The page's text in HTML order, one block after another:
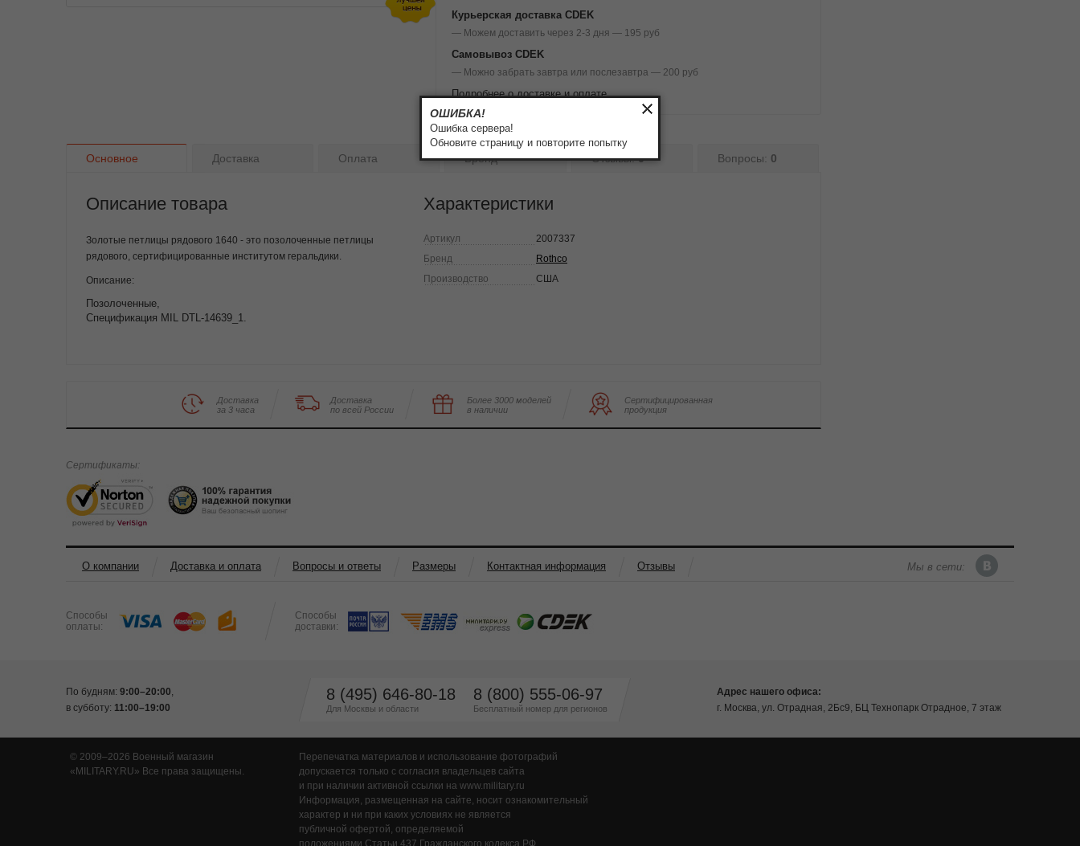
Курьерская доставка CDEK
— Можем доставить через 2-3 дня — 195 руб
Самовывоз CDEK
— Можно забрать завтра или послезавтра — 200 руб
Подробнее о доставке и оплате
Основное Доставка Оплата Бренд Отзывы:0 Вопросы: 0
Описание товара
Золотые петлицы рядового 1640 - это позолоченные петлицы
рядового, сертифицированные институтом геральдики.
Описание:
Позолоченные,
Спецификация MIL DTL-14639_1.
Характеристики
Артикул
2007337
Бренд
Rothco
Производство
США
Доставка
за 3 часа
Доставка
по всей России
Более 3000 моделей
в наличии
Сертифицированная
продукция
Сертификаты:
О компании Доставка и оплата Вопросы и ответы Размеры Контактная информация Отзывы Мы в сети:
Способы
оплаты:
Способы
доставки:
По будням: 9:00–20:00,
в субботу: 11:00–19:00
8 (495) 646-80-18
Для Москвы и области
8 (800) 555-06-97
Бесплатный номер для регионов
Адрес нашего офиса:
г. Москва, ул. Отрадная, 2Бс9, БЦ Технопарк Отрадное, 7 этаж
© 2009–2026 Военный магазин
MILITARY.RU
Все права защищены.
Перепечатка материалов и использование фотографий
допускается только с согласия владельцев сайта
и при наличии активной ссылки на www.military.ru
Информация, размещенная на сайте, носит ознакомительный
характер и ни при каких условиях не является
публичной офертой, определяемой
положениями Статьи 437 Гражданского кодекса РФ.
ОШИБКА!
Ошибка сервера!
Обновите страницу и повторите попытку